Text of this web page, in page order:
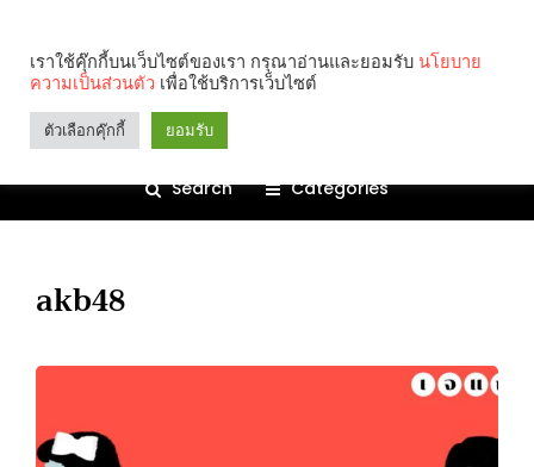
Search Categories
akb48
เราใช้คุ๊กกี้บนเว็บไซต์ของเรา กรุณาอ่านและยอมรับ นโยบาย
ความเป็นส่วนตัว เพื่อใช้บริการเว็บไซต์
ตัวเลือกคุ๊กกี้ ยอมรับ